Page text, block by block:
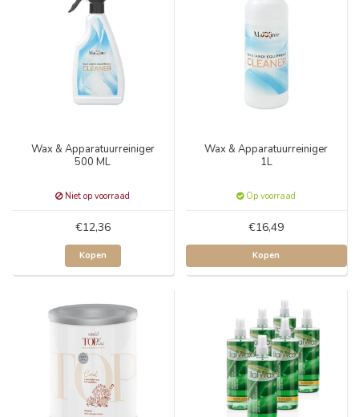
Wax & Apparatuurreiniger
500 ML
Niet op voorraad
€12,36
Kopen
Wax & Apparatuurreiniger
1L
Op voorraad
€16,49
Kopen